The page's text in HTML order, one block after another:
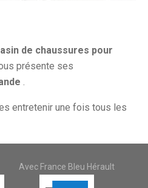
de chaussures pour
présente ses
entretenir une fois tous les
Avec France Bleu Hérault